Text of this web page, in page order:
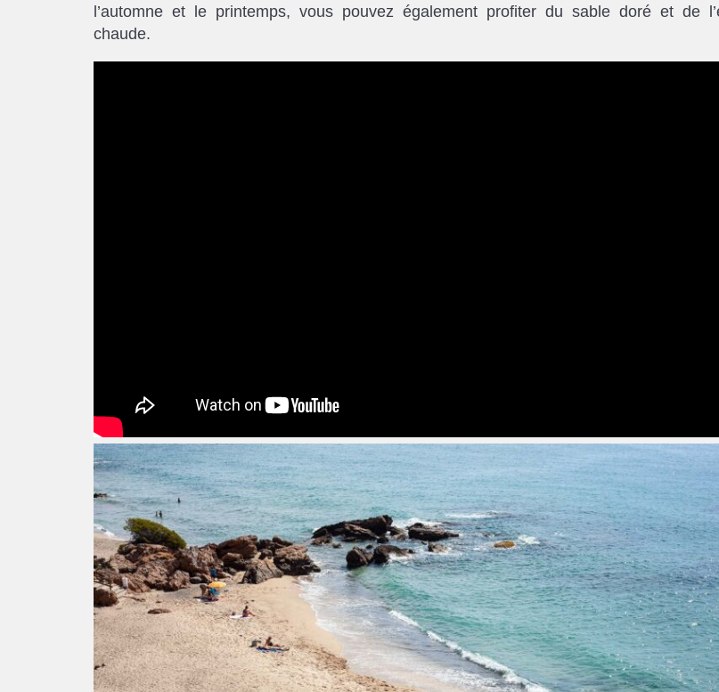
l’automne et le printemps, vous pouvez également profiter du sable doré et de
chaude.